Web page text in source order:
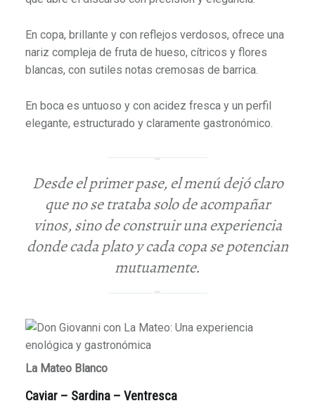
En copa, brillante y con reflejos verdosos, ofrece una
nariz compleja de fruta de hueso, cítricos y flores
blancas, con sutiles notas cremosas de barrica.
En boca es untuoso y con acidez fresca y un perfil
elegante, estructurado y claramente gastronómico.
Desde el primer pase, el menú dejó claro
que no se trataba solo de acompañar
vinos, sino de construir una experiencia
donde cada plato y cada copa se potencian
mutuamente.
La Mateo Blanco
Caviar – Sardina – Ventresca